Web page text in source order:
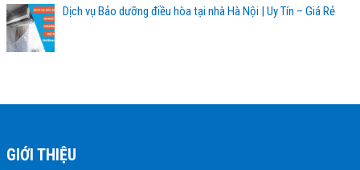
Dịch vụ Bảo dưỡng điều hòa tại nhà Hà Nội | Uy Tín – Giá Rẻ
GIỚI THIỆU